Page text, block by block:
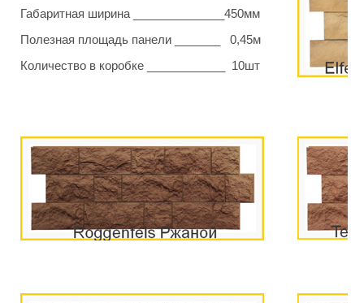
Габаритная ширина ______________450мм
Полезная площадь панели _______ 0,45м
Количество в коробке ____________ 10шт